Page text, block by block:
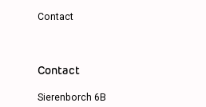
Contact
Contact
Sierenborch 6B